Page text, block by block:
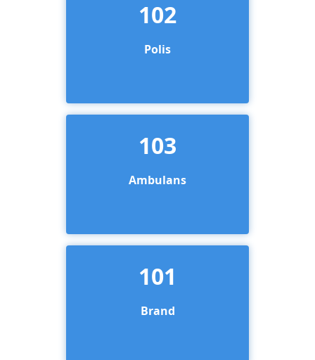
102
Polis
103
Ambulans
101
Brand